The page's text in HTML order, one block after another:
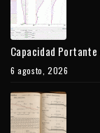
Capacidad Portante
6 agosto, 2026